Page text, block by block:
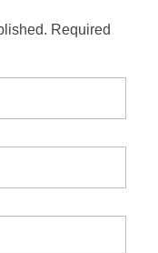
Required